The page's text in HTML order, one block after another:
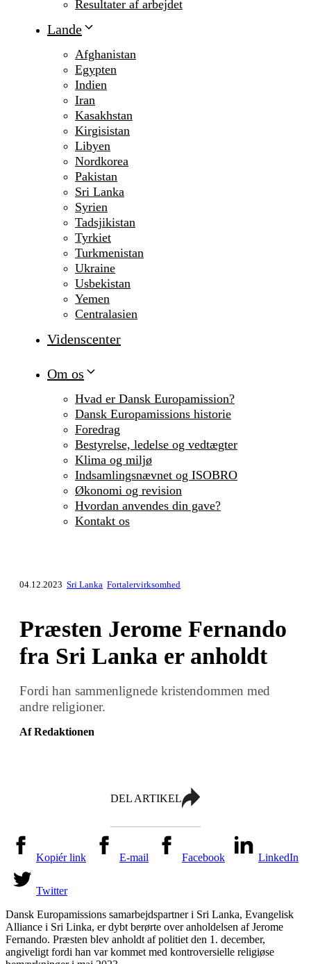
Resultater af arbejdet
Lande
Afghanistan
Egypten
Indien
Iran
Kasakhstan
Kirgisistan
Libyen
Nordkorea
Pakistan
Sri Lanka
Syrien
Tadsjikistan
Tyrkiet
Turkmenistan
Ukraine
Usbekistan
Yemen
Centralasien
Videnscenter
Om os
Hvad er Dansk Europamission?
Dansk Europamissions historie
Foredrag
Bestyrelse, ledelse og vedtægter
Klima og miljø
Indsamlingsnævnet og ISOBRO
Økonomi og revision
Hvordan anvendes din gave?
Kontakt os
04.12.2023 Sri Lanka Fortalervirksomhed
Præsten Jerome Fernando
fra Sri Lanka er anholdt
Fordi han sammenlignede kristendommen med
andre religioner.
Af Redaktionen
DEL ARTIKEL
Kopiér link E-mail Facebook LinkedIn
Twitter
Dansk Europamissions samarbejdspartner i Sri Lanka, Evangelisk
Alliance i Sri Linka, er dybt berørte over anholdelsen af Jerome
Fernando. Præsten blev anholdt af politiet den 1. december,
angiveligt fordi han var kommet med kontroversielle religiøse